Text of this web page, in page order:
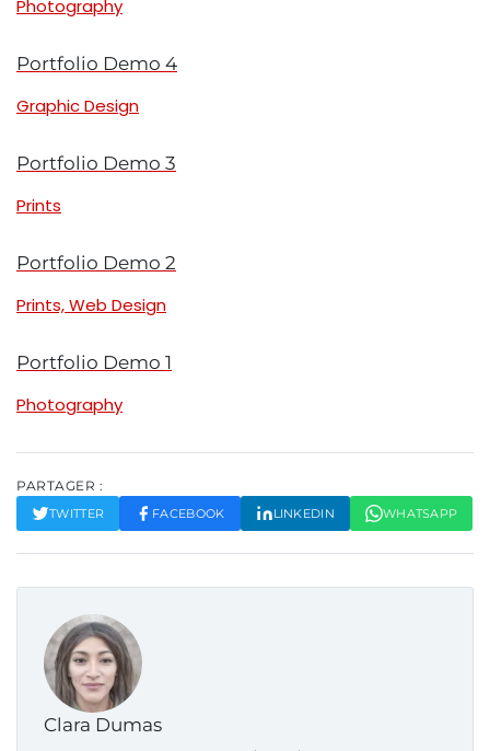
Photography
Portfolio Demo 4
Graphic Design
Portfolio Demo 3
Prints
Portfolio Demo 2
Prints, Web Design
Portfolio Demo 1
Photography
PARTAGER :
TWITTER FACEBOOK LINKEDIN WHATSAPP
Clara Dumas